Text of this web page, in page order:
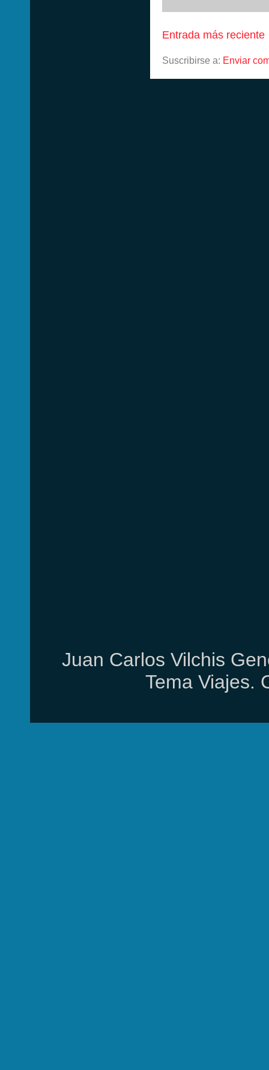
Entrada más reciente
Suscribirse a: Enviar
Juan Carlos Vilchis
Tema Viajes.